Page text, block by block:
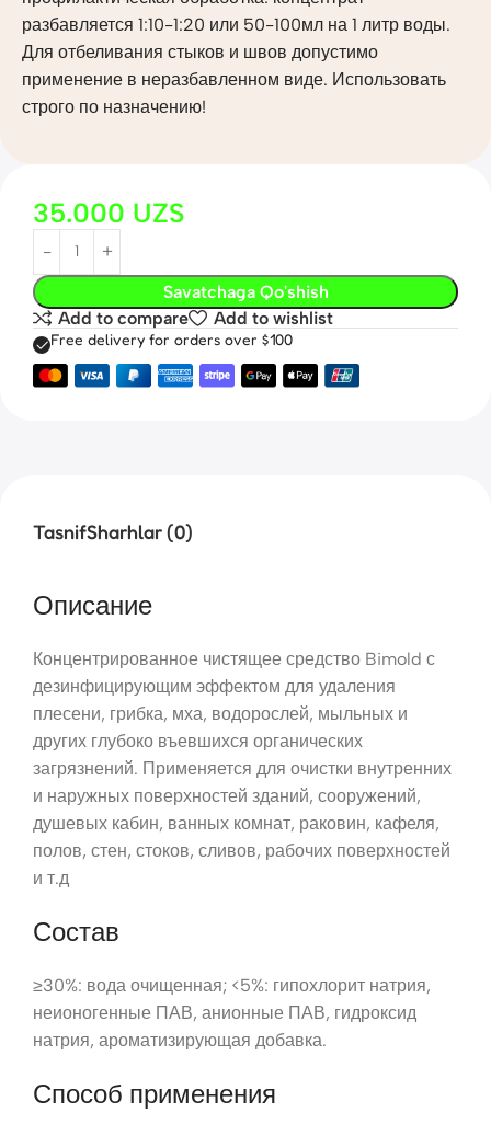
разбавляется 1:10-1:20 или 50-100мл на 1 литр воды.
Для отбеливания стыков и швов допустимо
применение в неразбавленном виде. Использовать
строго по назначению!
35.000 UZS
Savatchaga Qo'shish
Add to compare
Add to wishlist
Free delivery for orders over $100
TasnifSharhlar (0)
Описание
Концентрированное чистящее средство Bimold с
дезинфицирующим эффектом для удаления
плесени, грибка, мха, водорослей, мыльных и
других глубоко въевшихся органических
загрязнений. Применяется для очистки внутренних
и наружных поверхностей зданий, сооружений,
душевых кабин, ванных комнат, раковин, кафеля,
полов, стен, стоков, сливов, рабочих поверхностей
и т.д
Состав
≥30%: вода очищенная; <5%: гипохлорит натрия,
неионогенные ПАВ, анионные ПАВ, гидроксид
натрия, ароматизирующая добавка.
Способ применения